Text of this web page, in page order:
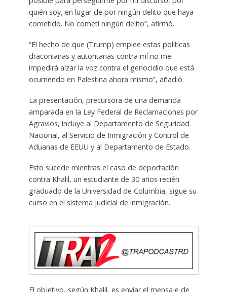
quién soy, en lugar de por ningún delito que haya
cometido. No cometí ningún delito”, afirmó.
“El hecho de que (Trump) emplee estas políticas
draconianas y autoritarias contra mí no me
impedirá alzar la voz contra el genocidio que está
ocurriendo en Palestina ahora mismo”, añadió.
La presentación, precursora de una demanda
amparada en la Ley Federal de Reclamaciones por
Agravios, incluye al Departamento de Seguridad
Nacional, al Servicio de Inmigración y Control de
Aduanas de EEUU y al Departamento de Estado.
Esto sucede mientras el caso de deportación
contra Khalil, un estudiante de 30 años recién
graduado de la Universidad de Columbia, sigue su
curso en el sistema judicial de inmigración.
El objetivo, según Khalil, es enviar el mensaje de